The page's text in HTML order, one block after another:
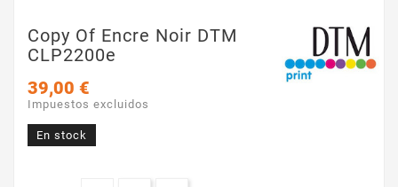
Copy Of Encre Noir DTM
CLP2200e
39,00 €
Impuestos excluidos
En stock